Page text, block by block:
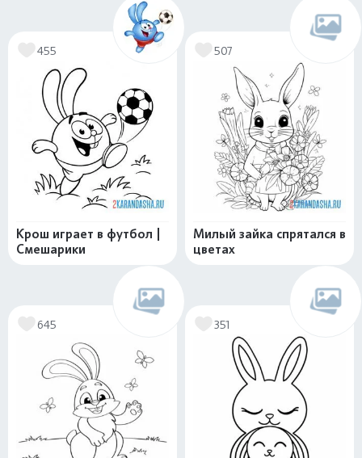
455
Крош играет в футбол |
Смешарики
507
Милый зайка спрятался в
цветах
645 351